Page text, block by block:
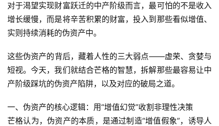
对于渴望实现财富跃迁的中产阶级而言，最可怕的不是收入
增长缓慢，而是将辛苦积累的财富，投入到那些看似增值、
实则持续消耗的伪资产中。
这些伪资产的背后，藏着人性的三大弱点——虚荣、贪婪与
短视。今天，我们就结合芒格的智慧，拆解那些最容易让中
产阶级踩坑的伪资产陷阱，以及对应的破局之道。
一、伪资产的核心逻辑：用“增值幻觉”收割非理性决策
芒格认为，伪资产的本质，是通过制造“增值假象”，诱导人